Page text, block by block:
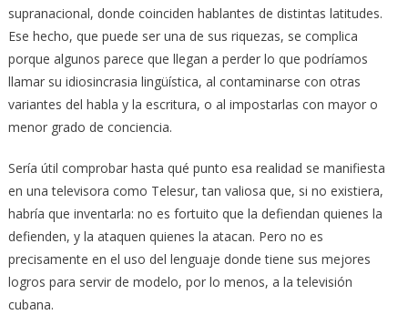
supranacional, donde coinciden hablantes de distintas latitudes.
Ese hecho, que puede ser una de sus riquezas, se complica
porque algunos parece que llegan a perder lo que podríamos
llamar su idiosincrasia lingüística, al contaminarse con otras
variantes del habla y la escritura, o al impostarlas con mayor o
menor grado de conciencia.
Sería útil comprobar hasta qué punto esa realidad se manifiesta
en una televisora como Telesur, tan valiosa que, si no existiera,
habría que inventarla: no es fortuito que la defiendan quienes la
defienden, y la ataquen quienes la atacan. Pero no es
precisamente en el uso del lenguaje donde tiene sus mejores
logros para servir de modelo, por lo menos, a la televisión
cubana.